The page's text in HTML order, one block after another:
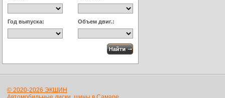
Год выпуска: Объем двиг.:
© 2020-2026 ЭКШИН